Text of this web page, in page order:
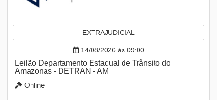
EXTRAJUDICIAL
14/08/2026 às 09:00
Leilão Departamento Estadual de Trânsito do
Amazonas - DETRAN - AM
Online